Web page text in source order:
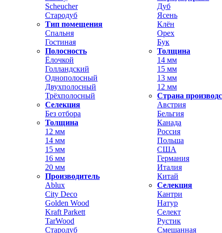
Scheucher
Стародуб
Тип помещения
Спальня
Гостиная
Полосность
Ёлочкой
Голландский
Однополосный
Двухполосный
Трёхполосный
Селекция
Без отбора
Дуб
Ясень
Клён
Орех
Бук
Толщина
14 мм
15 мм
13 мм
12 мм
Страна
Австрия
Бельгия
Толщина
12 мм
14 мм
15 мм
16 мм
20 мм
Производитель
Ablux
City Deco
Golden Wood
Kraft Parkett
TarWood
Стародуб
Канада
Россия
Польша
США
Германия
Италия
Китай
Селекция
Кантри
Натур
Селект
Рустик
Смешанная